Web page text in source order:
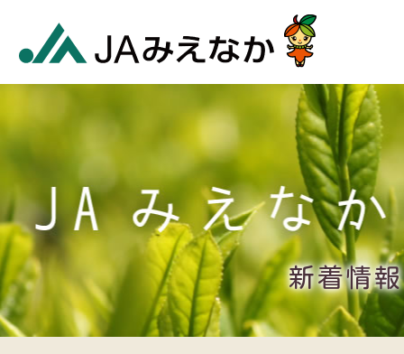
新着情報